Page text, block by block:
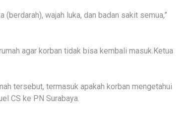
wajah luka, dan badan sakit semua,”
agar korban tidak bisa kembali masuk.Ketua
tersebut, termasuk apakah korban mengetahui
CS ke PN Surabaya.